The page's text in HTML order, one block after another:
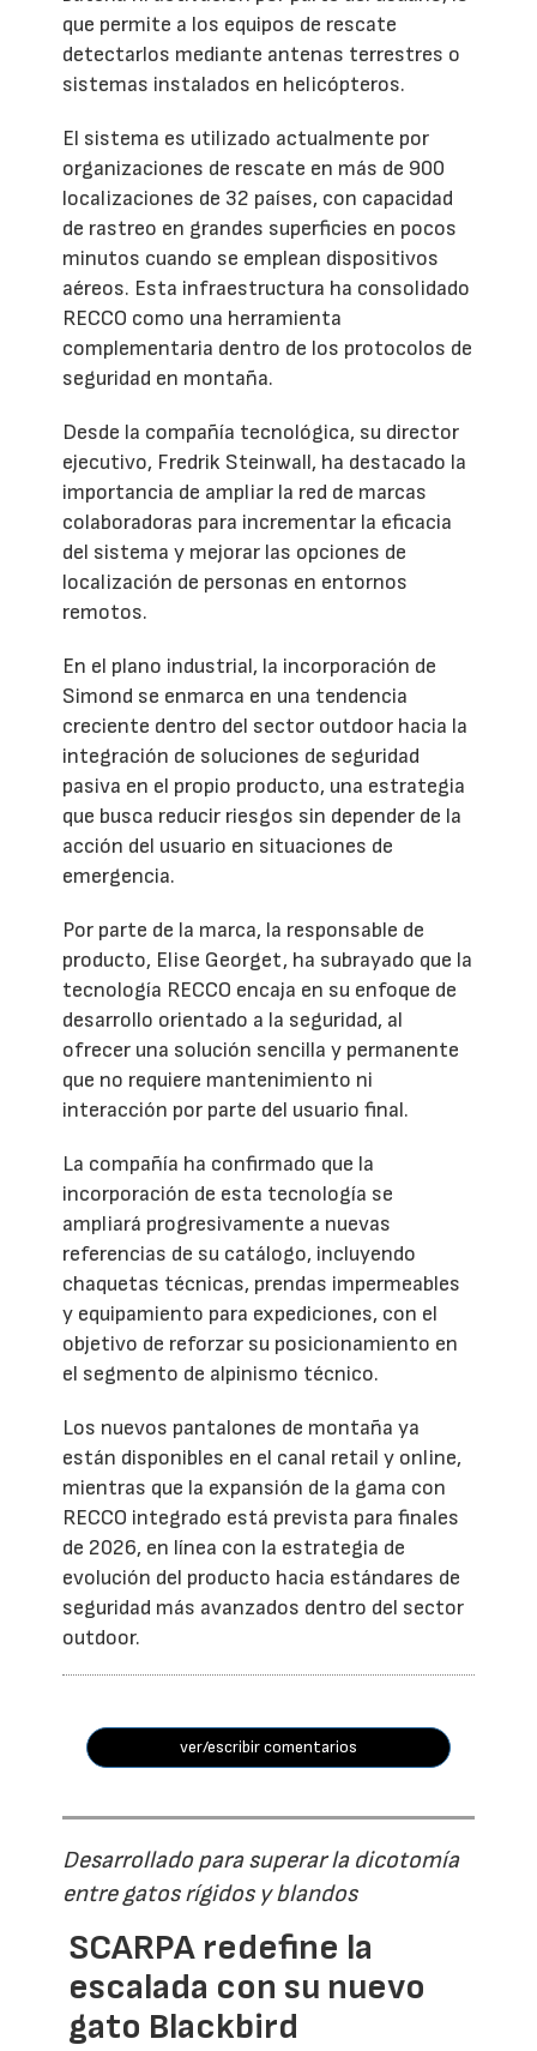
que permite a los equipos de rescate
detectarlos mediante antenas terrestres o
sistemas instalados en helicópteros.
El sistema es utilizado actualmente por
organizaciones de rescate en más de 900
localizaciones de 32 países, con capacidad
de rastreo en grandes superficies en pocos
minutos cuando se emplean dispositivos
aéreos. Esta infraestructura ha consolidado
RECCO como una herramienta
complementaria dentro de los protocolos de
seguridad en montaña.
Desde la compañía tecnológica, su director
ejecutivo, Fredrik Steinwall, ha destacado la
importancia de ampliar la red de marcas
colaboradoras para incrementar la eficacia
del sistema y mejorar las opciones de
localización de personas en entornos
remotos.
En el plano industrial, la incorporación de
Simond se enmarca en una tendencia
creciente dentro del sector outdoor hacia la
integración de soluciones de seguridad
pasiva en el propio producto, una estrategia
que busca reducir riesgos sin depender de la
acción del usuario en situaciones de
emergencia.
Por parte de la marca, la responsable de
producto, Elise Georget, ha subrayado que la
tecnología RECCO encaja en su enfoque de
desarrollo orientado a la seguridad, al
ofrecer una solución sencilla y permanente
que no requiere mantenimiento ni
interacción por parte del usuario final.
La compañía ha confirmado que la
incorporación de esta tecnología se
ampliará progresivamente a nuevas
referencias de su catálogo, incluyendo
chaquetas técnicas, prendas impermeables
y equipamiento para expediciones, con el
objetivo de reforzar su posicionamiento en
el segmento de alpinismo técnico.
Los nuevos pantalones de montaña ya
están disponibles en el canal retail y online,
mientras que la expansión de la gama con
RECCO integrado está prevista para finales
de 2026, en línea con la estrategia de
evolución del producto hacia estándares de
seguridad más avanzados dentro del sector
outdoor.
ver/escribir comentarios
Desarrollado para superar la dicotomía
entre gatos rígidos y blandos
SCARPA redefine la
escalada con su nuevo
gato Blackbird